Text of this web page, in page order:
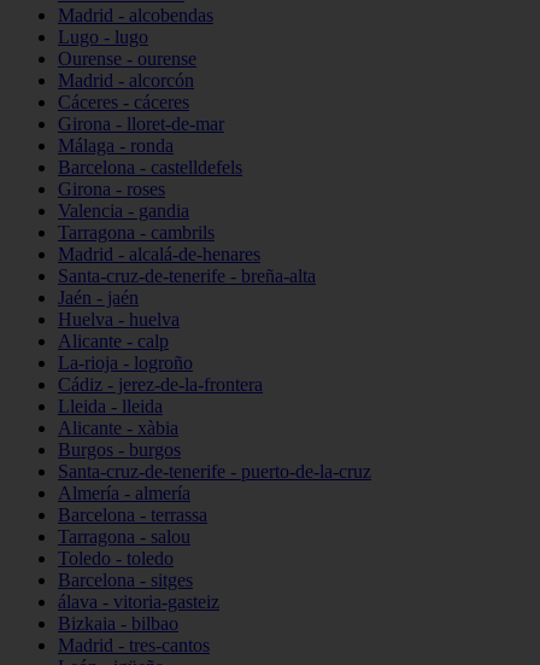
Madrid - alcobendas
Lugo - lugo
Ourense - ourense
Madrid - alcorcón
Cáceres - cáceres
Girona - lloret-de-mar
Málaga - ronda
Barcelona - castelldefels
Girona - roses
Valencia - gandia
Tarragona - cambrils
Madrid - alcalá-de-henares
Santa-cruz-de-tenerife - breña-alta
Jaén - jaén
Huelva - huelva
Alicante - calp
La-rioja - logroño
Cádiz - jerez-de-la-frontera
Lleida - lleida
Alicante - xàbia
Burgos - burgos
Santa-cruz-de-tenerife - puerto-de-la-cruz
Almería - almería
Barcelona - terrassa
Tarragona - salou
Toledo - toledo
Barcelona - sitges
álava - vitoria-gasteiz
Bizkaia - bilbao
Madrid - tres-cantos